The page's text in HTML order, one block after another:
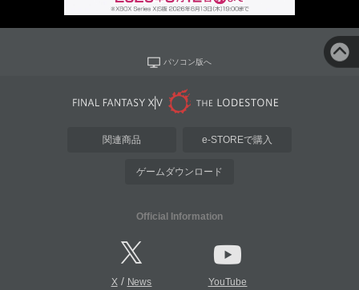
パソコン版へ
関連商品 e-STOREで購入
ゲームダウンロード
Official Information
X/ News YouTube